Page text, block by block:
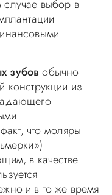
выбор в
зубов обычно
конструкции из
что моляры
в качестве
и в то же время